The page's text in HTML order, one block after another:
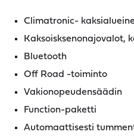
Climatronic-
Kaksoisksenonajovalot,
Bluetooth
Off Road -toiminto
Vakionopeudensäädin
Function-paketti
Automaattisesti